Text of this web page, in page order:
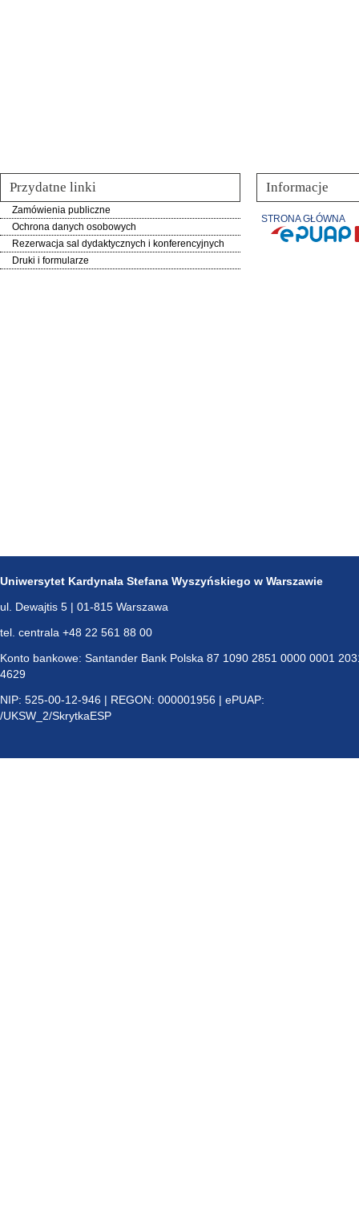
Przydatne linki
Zamówienia publiczne
Ochrona danych osobowych
Rezerwacja sal dydaktycznych i konferencyjnych
Druki i formularze
Informacje
STRONA GŁÓWNA
Uniwersytet Kardynała Stefana Wyszyńskiego w Warszawie
ul. Dewajtis 5 | 01-815 Warszawa
tel. centrala +48 22 561 88 00
Konto bankowe: Santander Bank Polska 87 1090 2851 0000 0001
4629
NIP: 525-00-12-946 | REGON: 000001956 | ePUAP:
/UKSW_2/SkrytkaESP